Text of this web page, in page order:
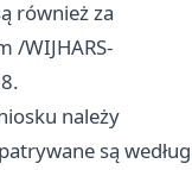
również za
/WIJHARS-
należy
są według